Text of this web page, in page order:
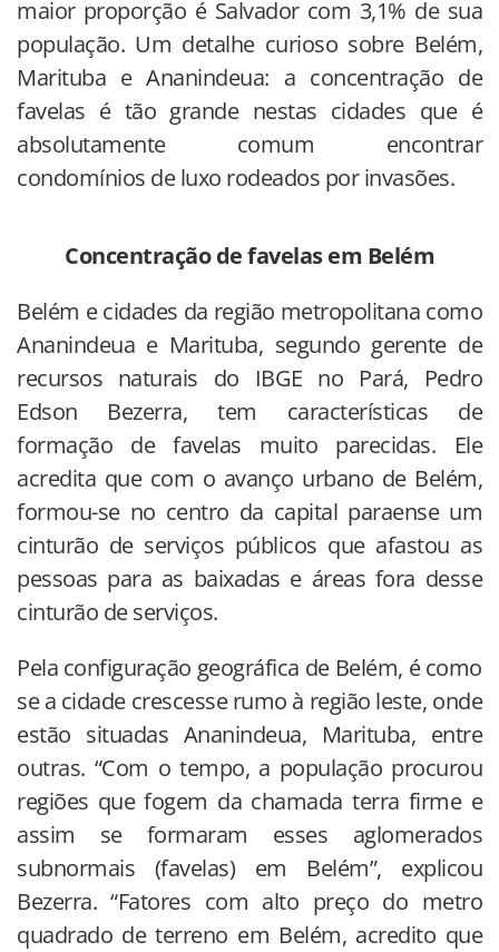
maior proporção é Salvador com 3,1% de sua
população. Um detalhe curioso sobre Belém,
Marituba e Ananindeua: a concentração de
favelas é tão grande nestas cidades que é
absolutamente comum encontrar
condomínios de luxo rodeados por invasões.
Concentração de favelas em Belém
Belém e cidades da região metropolitana como
Ananindeua e Marituba, segundo gerente de
recursos naturais do IBGE no Pará, Pedro
Edson Bezerra, tem características de
formação de favelas muito parecidas. Ele
acredita que com o avanço urbano de Belém,
formou-se no centro da capital paraense um
cinturão de serviços públicos que afastou as
pessoas para as baixadas e áreas fora desse
cinturão de serviços.
Pela configuração geográfica de Belém, é como
se a cidade crescesse rumo à região leste, onde
estão situadas Ananindeua, Marituba, entre
outras. “Com o tempo, a população procurou
regiões que fogem da chamada terra firme e
assim se formaram esses aglomerados
subnormais (favelas) em Belém”, explicou
Bezerra. “Fatores com alto preço do metro
quadrado de terreno em Belém, acredito que